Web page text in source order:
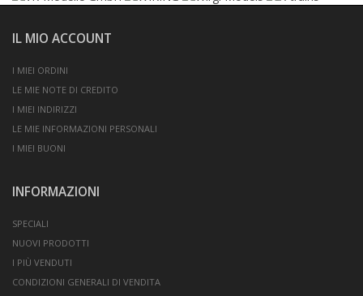
IL MIO ACCOUNT
I MIEI ORDINI
LE MIE NOTE DI CREDITO
I MIEI INDIRIZZI
LE MIE INFORMAZIONI PERSONALI
I MIEI BUONI
INFORMAZIONI
SPECIALI
NUOVI PRODOTTI
I PIÙ VENDUTI
CONDIZIONI GENERALI DI VENDITA